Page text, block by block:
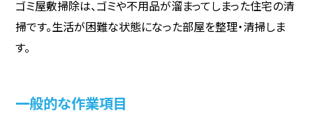
ゴミ屋敷掃除は、ゴミや不用品が溜まってしまった住宅の清
掃です。生活が困難な状態になった部屋を整理・清掃しま
す。
一般的な作業項目